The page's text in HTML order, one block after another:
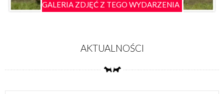
GALERIA ZDJĘĆ Z TEGO WYDARZENIA
AKTUALNOŚCI